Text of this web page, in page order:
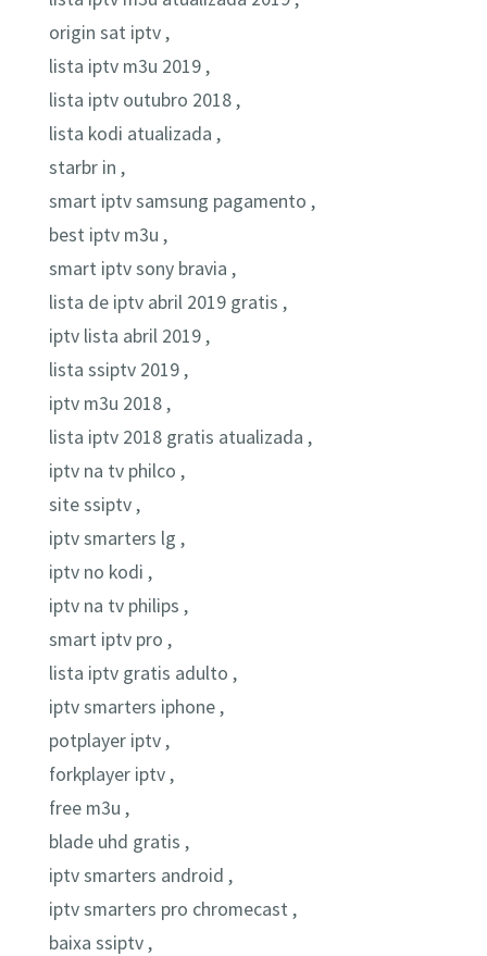
origin sat iptv ,
lista iptv m3u 2019 ,
lista iptv outubro 2018 ,
lista kodi atualizada ,
starbr in ,
smart iptv samsung pagamento ,
best iptv m3u ,
smart iptv sony bravia ,
lista de iptv abril 2019 gratis ,
iptv lista abril 2019 ,
lista ssiptv 2019 ,
iptv m3u 2018 ,
lista iptv 2018 gratis atualizada ,
iptv na tv philco ,
site ssiptv ,
iptv smarters lg ,
iptv no kodi ,
iptv na tv philips ,
smart iptv pro ,
lista iptv gratis adulto ,
iptv smarters iphone ,
potplayer iptv ,
forkplayer iptv ,
free m3u ,
blade uhd gratis ,
iptv smarters android ,
iptv smarters pro chromecast ,
baixa ssiptv ,